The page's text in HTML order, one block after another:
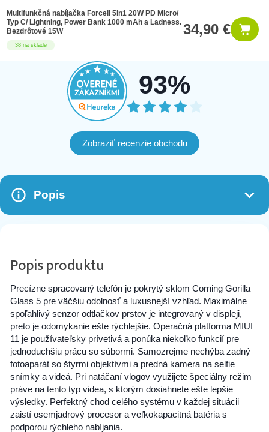
38 na sklade
Multifunkčná nabíjačka Forcell 5in1 20W PD Micro/
Typ C/ Lightning, Power Bank 1000 mAh a Ladness.
Bezdrôtové 15W
34,90 €
93%
Zobraziť recenzie obchodu
Popis
Popis produktu
Precízne spracovaný telefón je pokrytý sklom Corning Gorilla
Glass 5 pre väčšiu odolnosť a luxusnejší vzhľad. Maximálne
spoľahlivý senzor odtlačkov prstov je integrovaný v displeji,
preto je odomykanie ešte rýchlejšie. Operačná platforma MIUI
11 je používateľsky prívetivá a ponúka niekoľko funkcií pre
jednoduchšiu prácu so súbormi. Samozrejme nechýba zadný
fotoaparát so štyrmi objektívmi a predná kamera na selfie
snímky a videá. Pri natáčaní vlogov využijete špeciálny režim
práve na tento typ videa, s ktorým dosiahnete ešte lepšie
výsledky. Perfektný chod celého systému v každej situácii
zaistí osemjadrový procesor a veľkokapacitná batéria s
podporou rýchleho nabíjania.